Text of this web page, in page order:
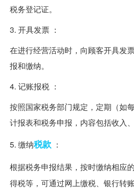
税务登记证。
3. 开具发票 ：
在进行经营活动时，向顾客开具发
报和缴纳。
4. 记账报税 ：
按照国家税务部门规定，定期（如
计报表和税务申报，内容包括收入
5. 缴纳税款 ：
根据税务申报结果，按时缴纳相应
得税等，可通过网上缴税、银行转账